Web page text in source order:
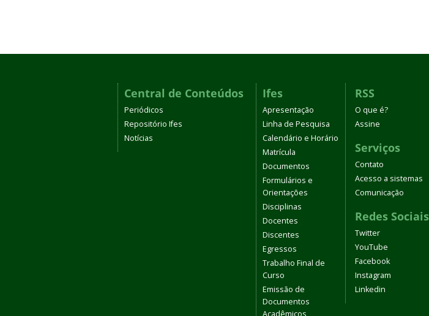
Central de Conteúdos
Periódicos
Repositório Ifes
Notícias
Ifes
Apresentação
Linha de Pesquisa
Calendário e Horário
Matrícula
Documentos
Formulários e
Orientações
Disciplinas
Docentes
Discentes
Egressos
Trabalho Final de
Curso
Emissão de
Documentos
Acadêmicos
RSS
O que é?
Assine
Serviços
Contato
Acesso a sistemas
Comunicação
Redes Sociais
Twitter
YouTube
Facebook
Instagram
Linkedin